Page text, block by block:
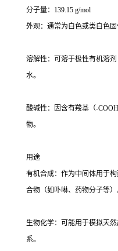
分子量：139.15 g/mol
外观：通常为白色或类白色固
溶解性：可溶于极性有机溶
水。
酸碱性：因含有羧基（-
物。
用途
有机合成：作为中间体用于
合物（如卟啉、药物分子等）
生物化学：可能用于模拟天
系。